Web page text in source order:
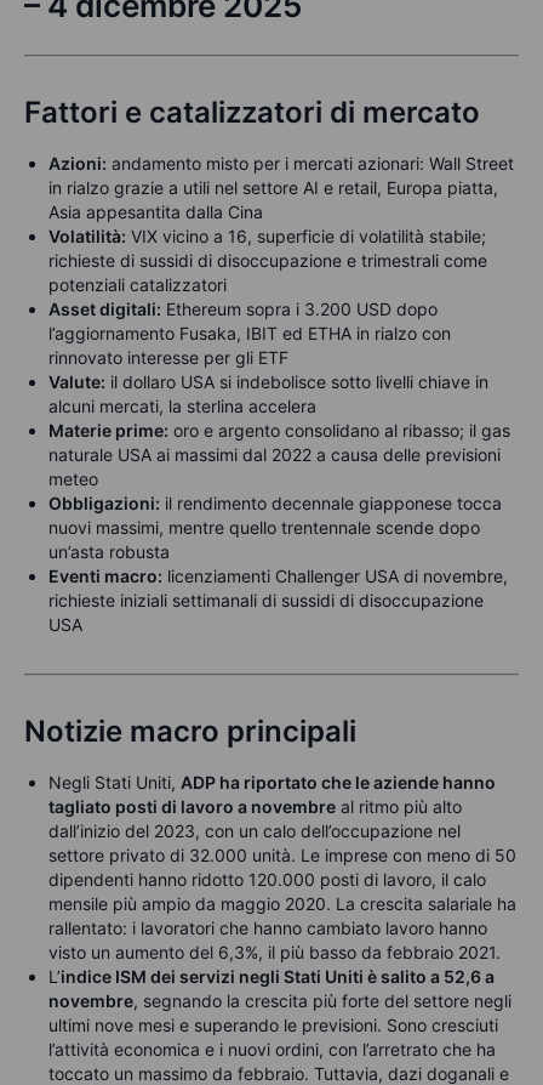
Fattori e catalizzatori di mercato
Azioni: andamento misto per i mercati azionari: Wall Street
in rialzo grazie a utili nel settore AI e retail, Europa piatta,
Asia appesantita dalla Cina
Volatilità: VIX vicino a 16, superficie di volatilità stabile;
richieste di sussidi di disoccupazione e trimestrali come
potenziali catalizzatori
Asset digitali: Ethereum sopra i 3.200 USD dopo
l’aggiornamento Fusaka, IBIT ed ETHA in rialzo con
rinnovato interesse per gli ETF
Valute: il dollaro USA si indebolisce sotto livelli chiave in
alcuni mercati, la sterlina accelera
Materie prime: oro e argento consolidano al ribasso; il gas
naturale USA ai massimi dal 2022 a causa delle previsioni
meteo
Obbligazioni: il rendimento decennale giapponese tocca
nuovi massimi, mentre quello trentennale scende dopo
un’asta robusta
Eventi macro: licenziamenti Challenger USA di novembre,
richieste iniziali settimanali di sussidi di disoccupazione
USA
Notizie macro principali
Negli Stati Uniti, ADP ha riportato che le aziende hanno
tagliato posti di lavoro a novembre al ritmo più alto
dall’inizio del 2023, con un calo dell’occupazione nel
settore privato di 32.000 unità. Le imprese con meno di 50
dipendenti hanno ridotto 120.000 posti di lavoro, il calo
mensile più ampio da maggio 2020. La crescita salariale ha
rallentato: i lavoratori che hanno cambiato lavoro hanno
visto un aumento del 6,3%, il più basso da febbraio 2021.
L’indice ISM dei servizi negli Stati Uniti è salito a 52,6 a
novembre, segnando la crescita più forte del settore negli
ultimi nove mesi e superando le previsioni. Sono cresciuti
l’attività economica e i nuovi ordini, con l’arretrato che ha
toccato un massimo da febbraio. Tuttavia, dazi doganali e